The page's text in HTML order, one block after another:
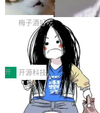
但对于金融、能源、医疗等
Token花在哪里、算力是否
续增长的AI成本该如何优化
正是围绕这些实际问题，从
理两个方面，让用户的每一
得住、用得稳、省得下、更
始，Token使用一目...
不是一个人走。一同离开的
wat（Google 员工编号 23
年的编程搭档，
作者）、Quoc Le（Google
q2Seq 和 DocAI 的共同发
yals（Gemini 联合负责人，
字体可调、22 种语言、记
打开终端就能上岗的全中文
把「看得清、用母语、记得
齐。 SolonCode 是什么
耳科技研发的企业级终端编
中文驱动的数字员工，自主
骤、编写代码。不挑模型、
装完即用。 开源地址：
b 安装 支持 Java 8+（
x / Windows / Harmony PC
梅子酒好吃
让“代码语义理解”深度释
价值潜能：华为云码道（
代码仓技术解析
一、代码仓深度理解技术的
程实践中，代码仓是企业核
体。企业级代码仓库通常包
个文件，其规模远超单次模
文窗口。随着项目规模的持
开 开源科技
一条“删库”命令跑 17 小时
师删光 89TB 数据只为干私
最高人民检察院8月4日公布